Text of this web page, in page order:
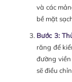
và các
bề mặt
Bước 3:
răng để
đường
sẽ điều